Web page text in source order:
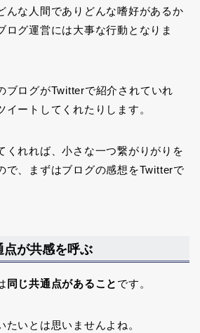
んな人間でありどんな嗜好があるか
ログ運営には大事な行動となりま
ブログがTwitterで紹介されていれ
イートしてくれたりします。
くれれば、小さな一つ繋がりがりを
で、まずはブログの感想をTwitterで
が共感を呼ぶ
同じ共通点があること です。
いとは思いませんよね。